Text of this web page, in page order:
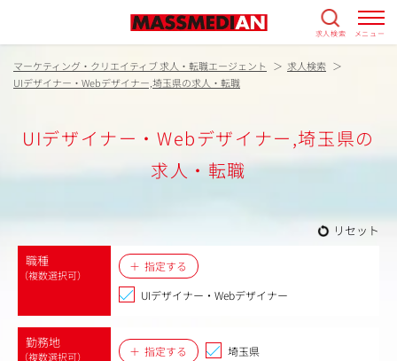
求人検索 メニュー
マーケティング・クリエイティブ 求人・転職エージェント
求人検索
UIデザイナー・Webデザイナー,埼玉県の求人・転職
UIデザイナー・Webデザイナー,埼玉県の
求人・転職
リセット
職種
（複数選択可）
指定する
UIデザイナー・Webデザイナー
勤務地
（複数選択可） 指定する 埼玉県